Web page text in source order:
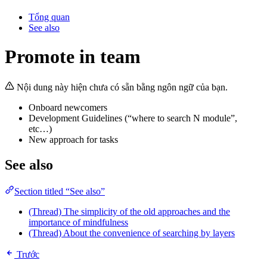
Tổng quan
See also
Promote in team
Nội dung này hiện chưa có sẵn bằng ngôn ngữ của bạn.
Onboard newcomers
Development Guidelines (“where to search N module”,
etc…)
New approach for tasks
See also
Section titled “See also”
(Thread) The simplicity of the old approaches and the
importance of mindfulness
(Thread) About the convenience of searching by layers
Trước